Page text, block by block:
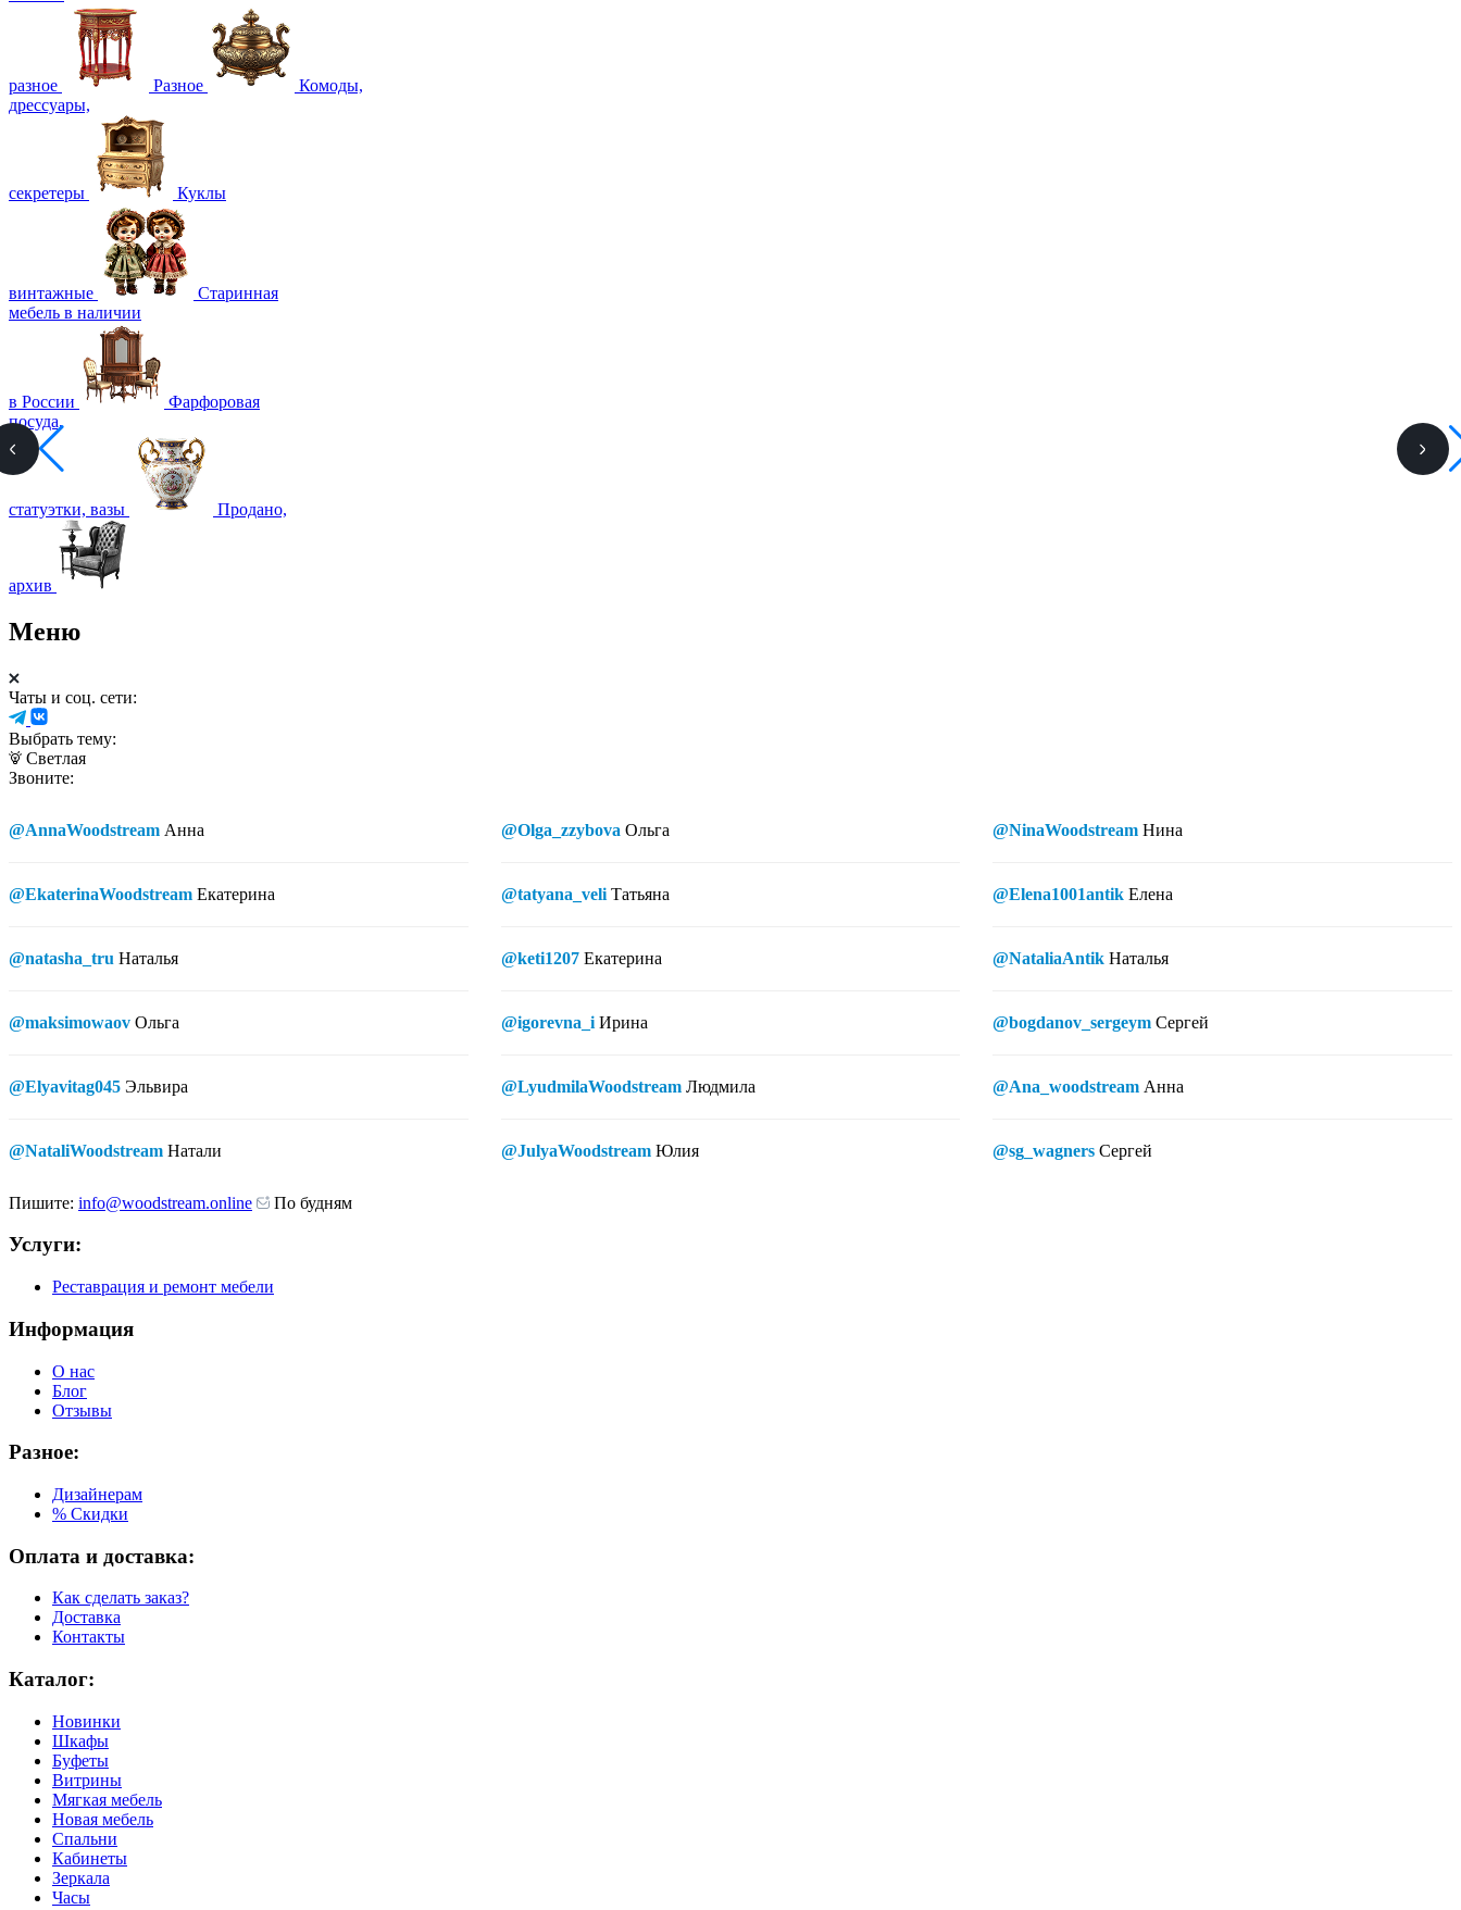
разное Разное
Комоды,
дрессуары,
секретеры Куклы
винтажные
Старинная
мебель в наличии
в России
Фарфоровая
посуда,
статуэтки, вазы Продано,
архив
Меню
Чаты и соц. сети:
Выбрать тему:
Светлая
Звоните:
@AnnaWoodstream Анна
@EkaterinaWoodstream Екатерина
@natasha_tru Наталья
@maksimowaov Ольга
@Elyavitag045 Эльвира
@NataliWoodstream Натали
@Olga_zzybova Ольга
@tatyana_veli Татьяна
@keti1207 Екатерина
@igorevna_i Ирина
@LyudmilaWoodstream Людмила
@JulyaWoodstream Юлия
@NinaWoodstream Нина
@Elena1001antik Елена
@NataliaAntik Наталья
@bogdanov_sergeym Сергей
@Ana_woodstream Анна
@sg_wagners Сергей
Пишите: info@woodstream.online По будням
Услуги:
Реставрация и ремонт мебели
Информация
О нас
Блог
Отзывы
Разное:
Дизайнерам
% Скидки
Оплата и доставка:
Как сделать заказ?
Доставка
Контакты
Каталог:
Новинки
Шкафы
Буфеты
Витрины
Мягкая мебель
Новая мебель
Спальни
Кабинеты
Зеркала
Часы